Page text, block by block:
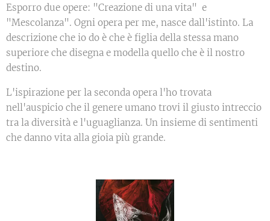
Esporro due opere: "Creazione di una vita" e
"Mescolanza". Ogni opera per me, nasce dall'istinto. La
descrizione che io do è che è figlia della stessa mano
superiore che disegna e modella quello che è il nostro
destino.
L'ispirazione per la seconda opera l'ho trovata
nell'auspicio che il genere umano trovi il giusto intreccio
tra la diversità e l'uguaglianza. Un insieme di sentimenti
che danno vita alla gioia più grande.